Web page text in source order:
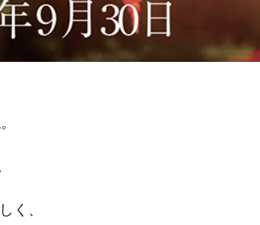
く、